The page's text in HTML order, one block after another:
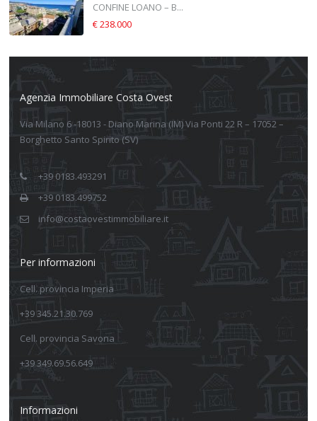
CONFINE LOANO – B...
€ 238.000
Agenzia Immobiliare Costa Ovest
Via Milano 6 -18013 - Diano Marina (IM) Via Ponti 22 R – 17052 –
Borghetto Santo Spirito (SV)
+39 0183.493291
+39 0183.499752
info@costaovestimmobiliare.it
Per informazioni
Cell. provincia Imperia
+39 345.21.30.769
Cell. provincia Savona
+39 349.69.56.649
Informazioni